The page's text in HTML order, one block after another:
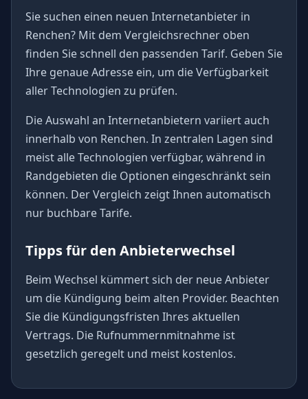
Sie suchen einen neuen Internetanbieter in
Renchen? Mit dem Vergleichsrechner oben
finden Sie schnell den passenden Tarif. Geben Sie
Ihre genaue Adresse ein, um die Verfügbarkeit
aller Technologien zu prüfen.
Die Auswahl an Internetanbietern variiert auch
innerhalb von Renchen. In zentralen Lagen sind
meist alle Technologien verfügbar, während in
Randgebieten die Optionen eingeschränkt sein
können. Der Vergleich zeigt Ihnen automatisch
nur buchbare Tarife.
Tipps für den Anbieterwechsel
Beim Wechsel kümmert sich der neue Anbieter
um die Kündigung beim alten Provider. Beachten
Sie die Kündigungsfristen Ihres aktuellen
Vertrags. Die Rufnummernmitnahme ist
gesetzlich geregelt und meist kostenlos.